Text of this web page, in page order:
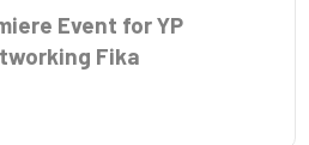
Event for YP
Fika